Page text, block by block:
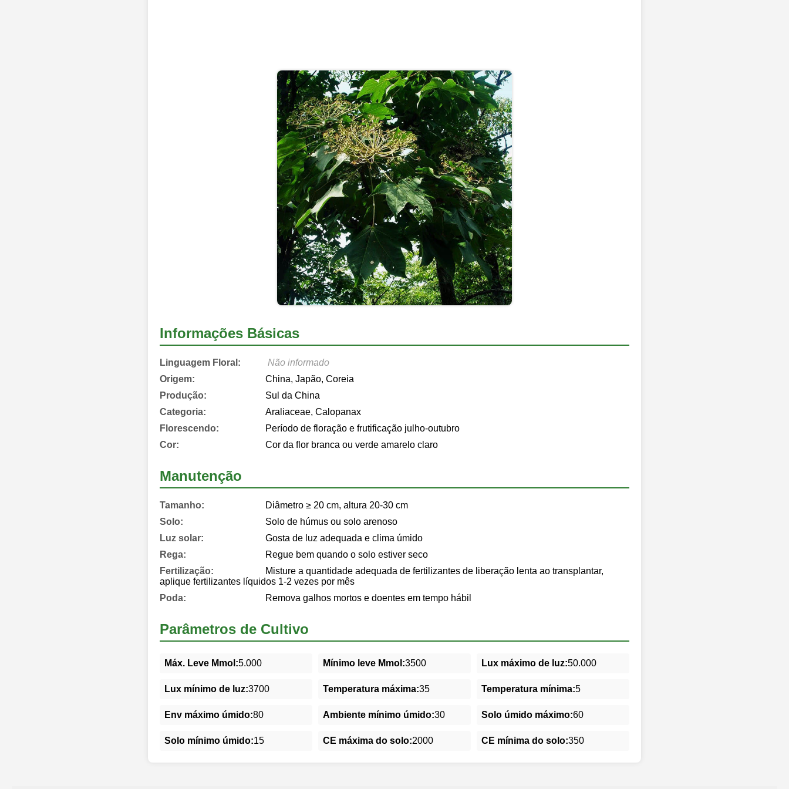
Informações Básicas
Linguagem Floral:
Não informado
Origem:
China, Japão, Coreia
Produção:
Sul da China
Categoria:
Araliaceae, Calopanax
Florescendo:
Período de floração e frutificação julho-outubro
Cor:
Cor da flor branca ou verde amarelo claro
Manutenção
Tamanho:
Diâmetro ≥ 20 cm, altura 20-30 cm
Solo:
Solo de húmus ou solo arenoso
Luz solar:
Gosta de luz adequada e clima úmido
Rega:
Regue bem quando o solo estiver seco
Fertilização:
Misture a quantidade adequada de fertilizantes de liberação lenta ao transplantar,
aplique fertilizantes líquidos 1-2 vezes por mês
Poda:
Remova galhos mortos e doentes em tempo hábil
Parâmetros de Cultivo
Máx. Leve Mmol:5.000 Mínimo leve Mmol:3500 Lux máximo de luz:50.000
Lux mínimo de luz:3700 Temperatura máxima:35 Temperatura mínima:5
Env máximo úmido:80 Ambiente mínimo úmido:30 Solo úmido máximo:60
Solo mínimo úmido:15 CE máxima do solo:2000 CE mínima do solo:350